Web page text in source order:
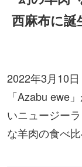
西麻布に誕
2022年3月10
「Azabu ewe
いニュージー
な羊肉の食べ